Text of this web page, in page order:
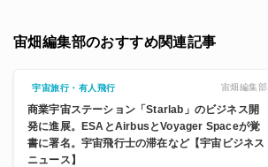
宙畑編集部のおすすめ関連記事
宇宙旅行・有人飛行 宙畑編集部
商業宇宙ステーション「Starlab」のビジネス開
発に進展。ESAとAirbusとVoyager Spaceが覚
書に署名。宇宙飛行士の滞在など【宇宙ビジネス
ニュース】